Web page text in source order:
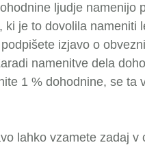
ljudje namenijo
ki je to dovolila
izjavo o
namenitve dela
1 % dohodnine, se
lahko vzamete zadaj